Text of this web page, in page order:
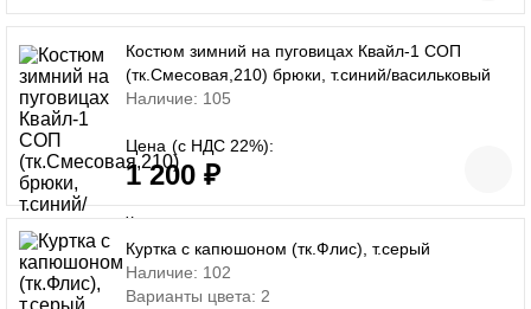
Костюм зимний на пуговицах Квайл-1 СОП
(тк.Смесовая,210) брюки, т.синий/васильковый
Наличие: 105
Цена (с НДС 22%):
1 200 ₽
Куртка с капюшоном (тк.Флис), т.серый
Наличие: 102
Варианты цвета: 2